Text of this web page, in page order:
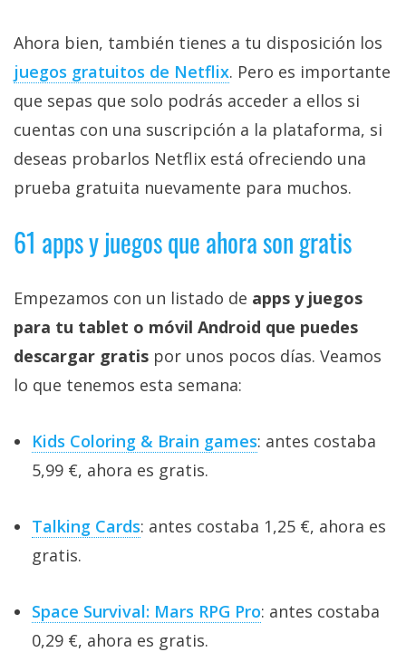
Ahora bien, también tienes a tu disposición los
juegos gratuitos de Netflix‎. Pero es importante
que sepas que solo podrás acceder a ellos si
cuentas con una suscripción a la plataforma, si
deseas probarlos Netflix está ofreciendo una
prueba gratuita nuevamente para muchos.
61 apps y juegos que ahora son gratis
Empezamos con un listado de apps y juegos
para tu tablet o móvil Android que puedes
descargar gratis por unos pocos días. Veamos
lo que tenemos esta semana:
Kids Coloring & Brain games: antes costaba
5,99 €, ahora es gratis.
Talking Cards: antes costaba 1,25 €, ahora es
gratis.
Space Survival: Mars RPG Pro: antes costaba
0,29 €, ahora es gratis.